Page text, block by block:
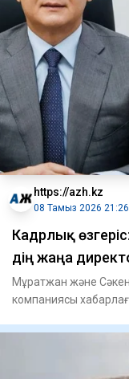
https://azh.kz
08 Тамыз 2026 21:26
Кадрлық
дің жаңа
Мұратжан және Сәкен
компаниясы